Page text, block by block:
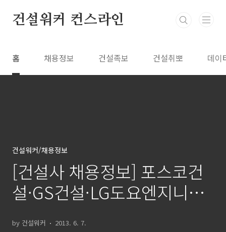
건설워커 컨스라인
홈 채용정보 건설족보 건설취뽀 데이
건설워커/채용정보
[건설사 채용정보] 포스코건
설·GS건설·LG도요엔지니어
by 건설워커 2013. 6. 7.